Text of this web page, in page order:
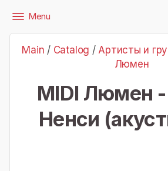
Files
Артисты и группы «Лл» (Ru)
Люмен
Люмен - Сид и Ненси (акустика 2)
Menu
Main / Catalog / Артисты и
Люмен
MIDI Люмен
Ненси